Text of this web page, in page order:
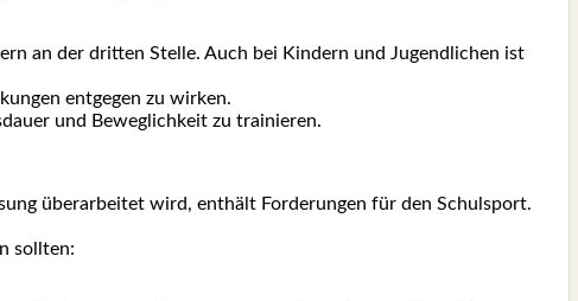
an der drit­ten Stel­le. Auch bei Kin­dern und Jugend­li­chen ist
ent­ge­gen zu wir­ken.
und Beweg­lich­keit zu trai­nie­ren.
über­ar­bei­tet wird, ent­hält For­de­run­gen für den Schul­sport.
soll­ten: